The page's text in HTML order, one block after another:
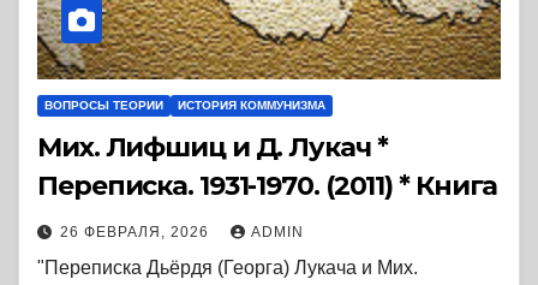
ВОПРОСЫ ТЕОРИИ ИСТОРИЯ КОММУНИЗМА
Мих. Лифшиц и Д. Лукач *
Переписка. 1931-1970. (2011) * Книга
26 ФЕВРАЛЯ, 2026 ADMIN
"Переписка Дьёрдя (Георга) Лукача и Мих.